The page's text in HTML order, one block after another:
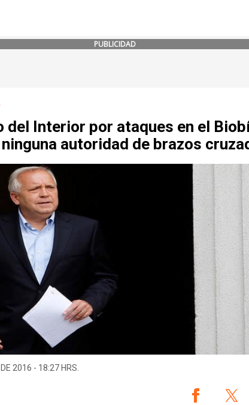
PUBLICIDAD
del Interior por ataques en el
autoridad de brazos
2016 - 18:27 HRS.